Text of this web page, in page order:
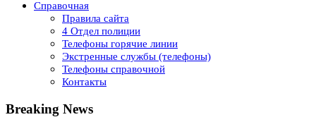
Справочная
Правила сайта
4 Отдел полиции
Телефоны горячие линии
Экстренные службы (телефоны)
Телефоны справочной
Контакты
Breaking News